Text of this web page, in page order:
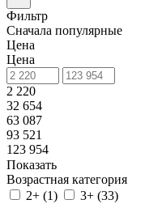
Фильтр
Сначала популярные
Цена
Цена
2 220
32 654
63 087
93 521
123 954
Показать
Возрастная категория
2+ (1) 3+ (33)